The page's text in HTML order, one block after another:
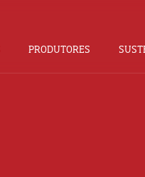
PRODUTORES